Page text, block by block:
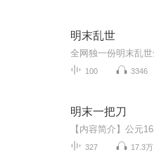
明末乱世
100 3346
明末一把刀
327 17.3万